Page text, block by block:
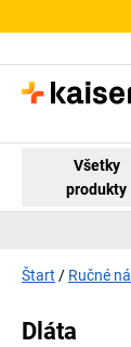
Všetky
produkty
Štart Ručné
Dláta